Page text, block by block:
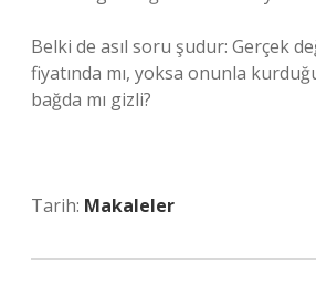
Belki de asıl soru şudur: Gerçek
fiyatında mı, yoksa onunla
bağda mı gizli?
Tarih: Makaleler